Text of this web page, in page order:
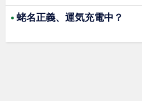
蛯名正義、運気充電中？